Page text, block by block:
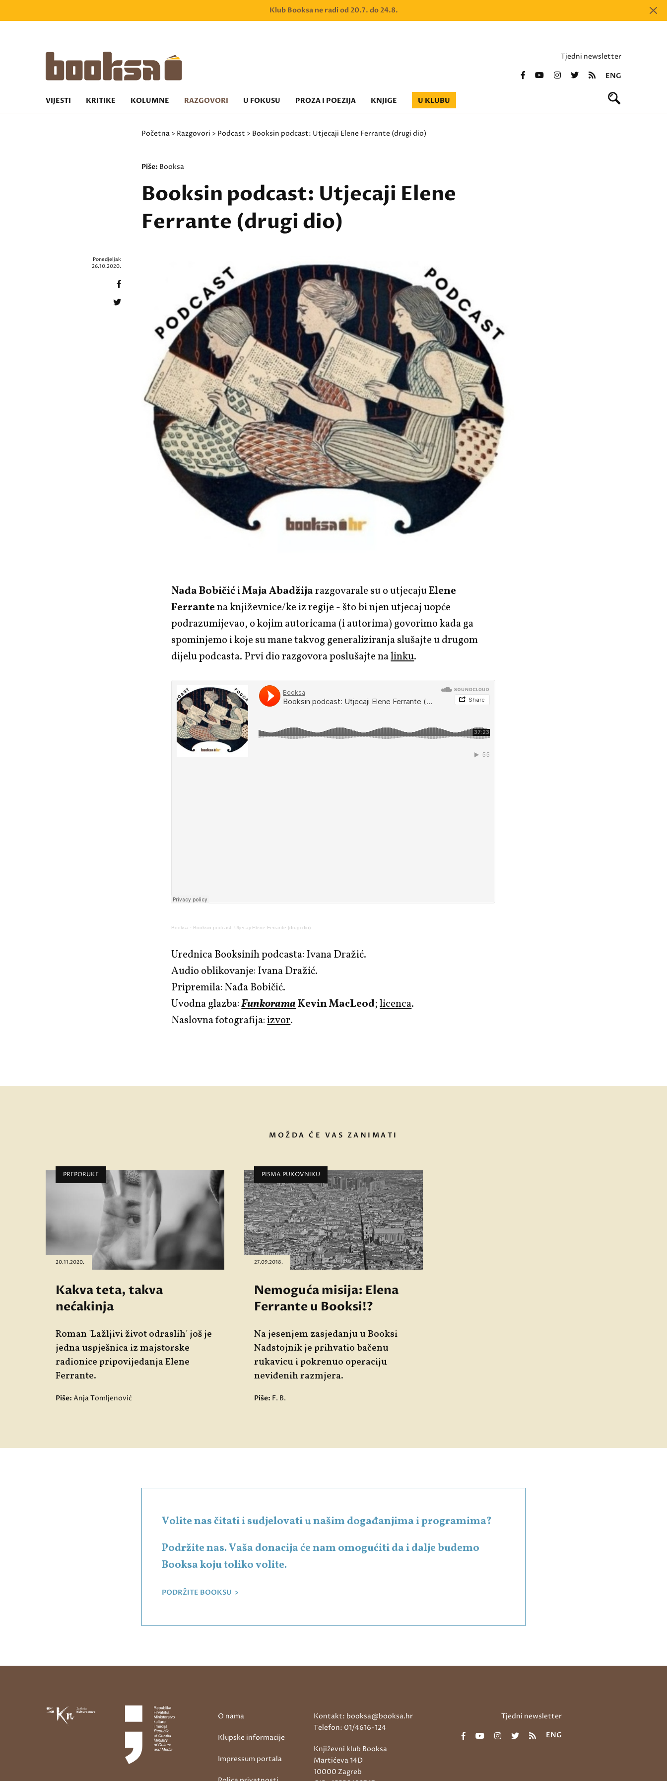
Klub Booksa ne radi od 20.7. do 24.8.
Tjedni newsletter
ENG
VIJESTI KRITIKE KOLUMNE RAZGOVORI U FOKUSU PROZA I POEZIJA KNJIGE U KLUBU
Početna > Razgovori > Podcast > Booksin podcast: Utjecaji Elene Ferrante (drugi dio)
Piše: Booksa
Booksin podcast: Utjecaji Elene
Ferrante (drugi dio)
Ponedjeljak
26.10.2020.
Nađa BobičićiMaja Abadžijarazgovarale su o utjecajuElene
Ferrantena književnice/ke iz regije - što bi njen utjecaj uopće
podrazumijevao, o kojim autoricama (i autorima) govorimo kada ga
spominjemo i koje su mane takvog generaliziranja slušajte u drugom
dijelu podcasta. Prvi dio razgovora poslušajte nalinku.
Booksa · Booksin podcast: Utjecaji Elene Ferrante (drugi dio)
Urednica Booksinih podcasta: Ivana Dražić.
Audio oblikovanje: Ivana Dražić.
Pripremila: Nađa Bobičić.
Uvodna glazba:FunkoramaKevin MacLeod;licenca.
Naslovna fotografija:izvor.
MOŽDA ĆE VAS ZANIMATI
PREPORUKE
20.11.2020.
Kakva teta, takva
nećakinja
Roman 'Lažljivi život odraslih' još je
jedna uspješnica iz majstorske
radionice pripovijedanja Elene
Ferrante.
Piše: Anja Tomljenović
PISMA PUKOVNIKU
27.09.2018.
Nemoguća misija: Elena
Ferrante u Booksi!?
Na jesenjem zasjedanju u Booksi
Nadstojnik je prihvatio bačenu
rukavicu i pokrenuo operaciju
neviđenih razmjera.
Piše: F. B.
Volite nas čitati i sudjelovati u našim događanjima i programima?
Podržite nas. Vaša donacija će nam omogućiti da i dalje budemo
Booksa koju toliko volite.
PODRŽITE BOOKSU >
O nama
Klupske informacije
Impressum portala
Kontakt: booksa@booksa.hr
Telefon: 01/4616-124
Književni klub Booksa
Martićeva 14D
10000 Zagreb
Tjedni newsletter
ENG